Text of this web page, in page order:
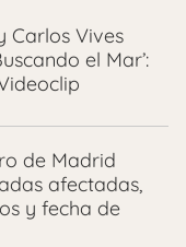
Carlos Vives
el Mar’:
de Madrid
afectadas,
y fecha de